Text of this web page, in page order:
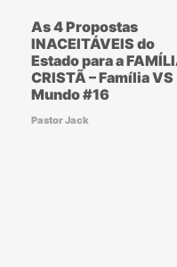
As 4 Propostas
INACEITÁVEIS do
Estado para a
CRISTÃ – Família VS
Mundo #16
Pastor Jack